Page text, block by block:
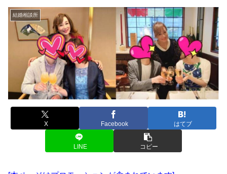
結婚相談所
X Facebook はてブ
LINE コピー